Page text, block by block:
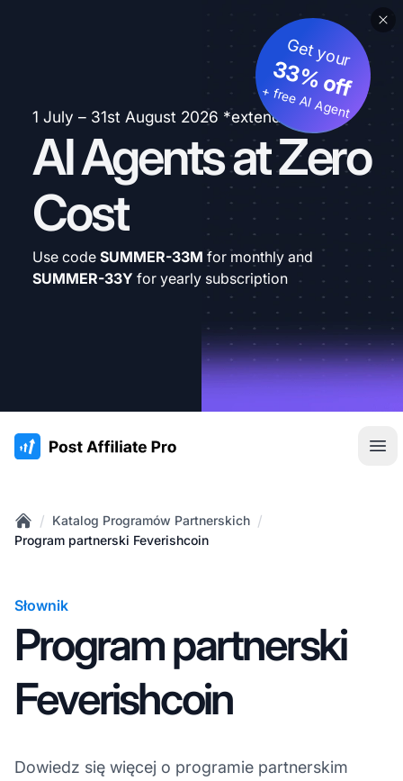
1 July – 31st August 2026 *extended
AI Agents at Zero
Cost
Get your
33% off
+ free AI Agent
Use code SUMMER-33M for monthly and
SUMMER-33Y for yearly subscription
:site.title
Home
/ Katalog Programów Partnerskich /
Program partnerski Feverishcoin
Słownik
Program partnerski
Feverishcoin
Dowiedz się więcej o programie partnerskim